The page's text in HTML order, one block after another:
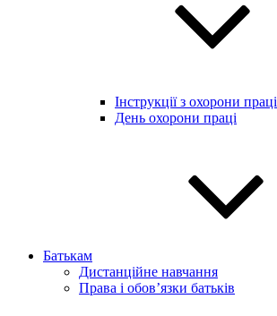
Інструкції з охорони праці
День охорони праці
Батькам
Дистанційне навчання
Права і обов’язки батьків